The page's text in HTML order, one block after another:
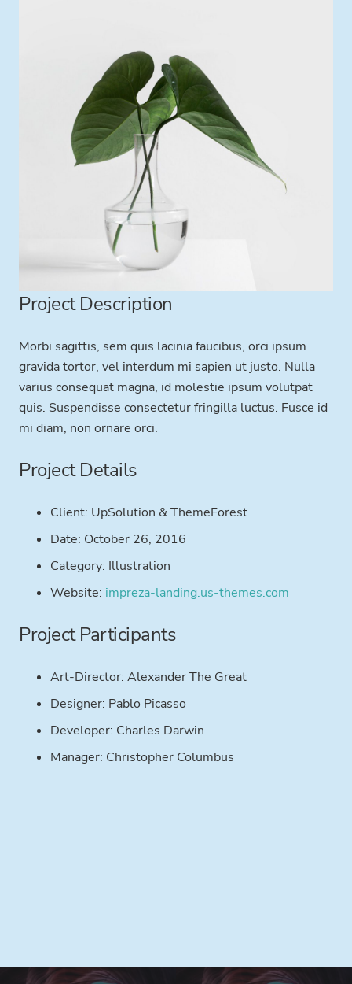
Project Description
Morbi sagittis, sem quis lacinia faucibus, orci ipsum
gravida tortor, vel interdum mi sapien ut justo. Nulla
varius consequat magna, id molestie ipsum volutpat
quis. Suspendisse consectetur fringilla luctus. Fusce id
mi diam, non ornare orci.
Project Details
Client: UpSolution & ThemeForest
Date: October 26, 2016
Category: Illustration
Website: impreza-landing.us-themes.com
Project Participants
Art-Director: Alexander The Great
Designer: Pablo Picasso
Developer: Charles Darwin
Manager: Christopher Columbus